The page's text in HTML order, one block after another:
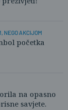
NEGO AKCIJOM
početka
na opasno
savjete.